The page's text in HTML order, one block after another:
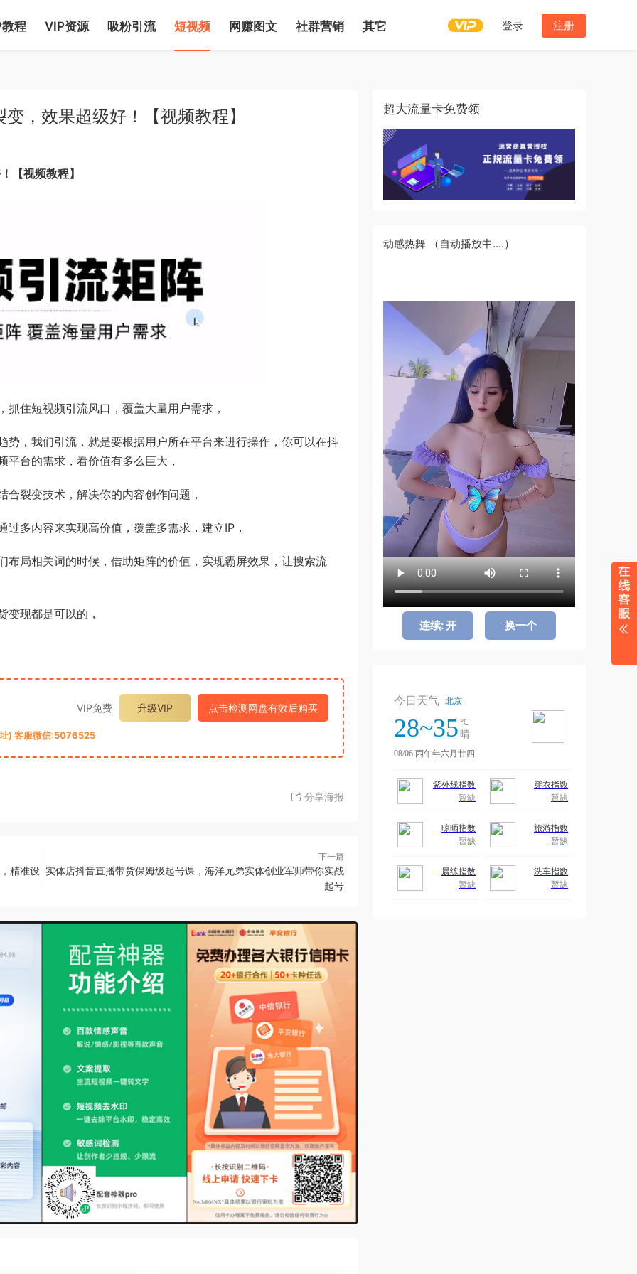
程 VIP资源 吸粉引流 短视频 网赚图文 社群营销 其它 登录 注册
，效果超级好！【视频教程】
【视频教程】
住短视频引流风口，覆盖大量用户需求，
，我们引流，就是要根据用户所在平台来进行操作，你可以在抖
台的需求，看价值有多么巨大，
裂变技术，解决你的内容创作问题，
多内容来实现高价值，覆盖多需求，建立IP，
布局相关词的时候，借助矩阵的价值，实现霸屏效果，让搜索流
变现都是可以的，
VIP免费 升级VIP 点击检测网盘有效后购买
) 客服微信:5076525
分享海报
精准设
下一篇
实体店抖音直播带货保姆级起号课，海洋兄弟实体创业军师带你​实战
起号
超大流量卡免费领
动感热舞 （自动播放中....）
连续: 开 换一个